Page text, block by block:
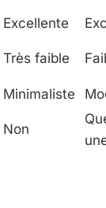
Excellente
Très faible
Minimaliste
Non